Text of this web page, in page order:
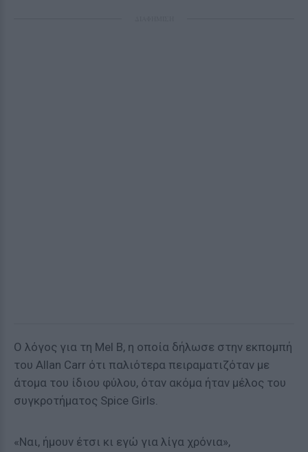
Ο λόγος για τη Mel B, η οποία δήλωσε στην εκπομπή
του Allan Carr ότι παλιότερα πειραματιζόταν με
άτομα του ίδιου φύλου, όταν ακόμα ήταν μέλος του
συγκροτήματος Spice Girls.
«Ναι, ήμουν έτσι κι εγώ για λίγα χρόνια»,